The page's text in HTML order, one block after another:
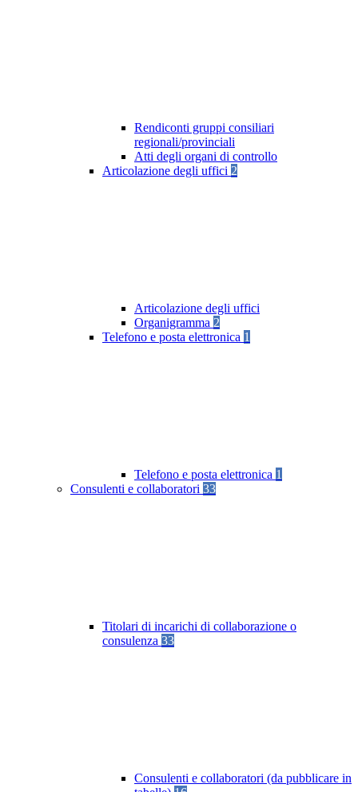
Rendiconti gruppi consiliari
regionali/provinciali
Atti degli organi di controllo
Articolazione degli uffici 2
Articolazione degli uffici
Organigramma 2
Telefono e posta elettronica 1
Telefono e posta elettronica 1
Consulenti e collaboratori 33
Titolari di incarichi di collaborazione o
consulenza 33
Consulenti e collaboratori (da pubblicare in